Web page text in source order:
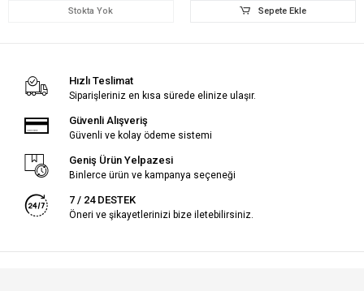
Stokta Yok Sepete Ekle
Hızlı Teslimat
Siparişleriniz en kısa sürede elinize ulaşır.
Güvenli Alışveriş
Güvenli ve kolay ödeme sistemi
Geniş Ürün Yelpazesi
Binlerce ürün ve kampanya seçeneği
7 / 24 DESTEK
Öneri ve şikayetlerinizi bize iletebilirsiniz.